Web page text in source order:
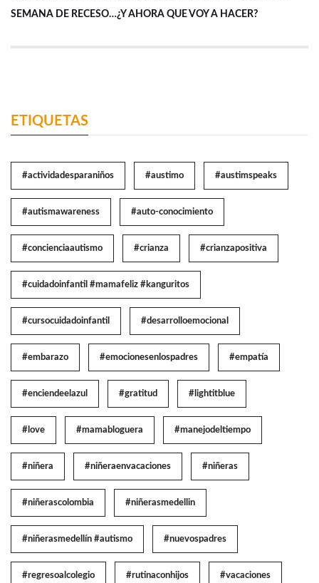
SEMANA DE RECESO…¿Y AHORA QUE VOY A HACER?
ETIQUETAS
#actividadesparaniños #austimo #austimspeaks
#autismawareness #auto-conocimiento
#concienciaautismo #crianza #crianzapositiva
#cuidadoinfantil #mamafeliz #kanguritos
#cursocuidadoinfantil #desarrolloemocional
#embarazo #emocionesenlospadres #empatía
#enciendeelazul #gratitud #lightitblue
#love #mamabloguera #manejodeltiempo
#niñera #niñeraenvacaciones #niñeras
#niñerascolombia #niñerasmedellin
#niñerasmedellín #autismo #nuevospadres
#regresoalcolegio #rutinaconhijos #vacaciones